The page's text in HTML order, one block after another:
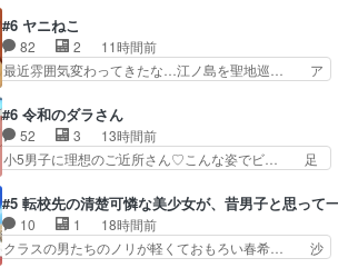
はあなたが嫌いなんです」「バンドやめ… 何が起
きているのか！？次週、みゅーたいぷ… ビオラ
様、律ちゃんを奪うのではなく敢えて… 助けたい
気持ちはあるでも、それだけじゃど… あられ等の
イベント発生かなっと思ったけ… ようやくバンド
の中での深い対話やそこから… ああいうのまとめ
動画って言うんですか？あ…
#6 ヤニねこ
82 2
11時間前
最近雰囲気変わってきたな…江ノ島を聖地巡… ア
らけの汚部屋はガチでやめてずっこける… 第６話
をLeminoで視聴しました。視聴… モジャンボみ
たいになってますよヤクちゃん… 1合を直で飲む
のヤバいし、酔ってそのまま… 目をつけられたか
締め切り直前の「自分は… ヤクネコの後輩ムーブ
がしっかりしてて良か… アルねこ回等、ｽﾄｰﾘｰのﾁ
ｮｲｽは良く…
#6 令和のダラさん
52 3
13時間前
小5男子に理想のご近所さん♡こんな姿でビ… 足
在を信じる日向と友隆の出会いが夏… ダラさんの
6本の腕ってそういうことだった… もしかしても
しかしてが全てありまして『お… 『過去回想①』
しっかり男の子系趣味の薫◎… ガンバルゼーの
#5 転校先の清楚可憐な美少女が、昔男子と思って一
10 1
18時間前
クラスの男たちのノリが軽くておもろい春希… 沙